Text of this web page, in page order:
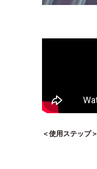
＜使用ステップ＞